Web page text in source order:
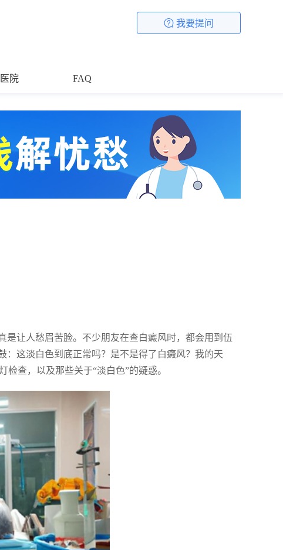
我要提问
医院 FAQ
是让人愁眉苦脸。不少朋友在查白癜风时，都会用到伍
：这淡白色到底正常吗？是不是得了白癜风？我的天
查，以及那些关于“淡白色”的疑惑。